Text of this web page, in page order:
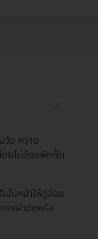
วัย ความ
ดยไม่ต้องพักฟื้น
ใบหน้าให้ดูอ่อน
ารผ่าตัดหรือ